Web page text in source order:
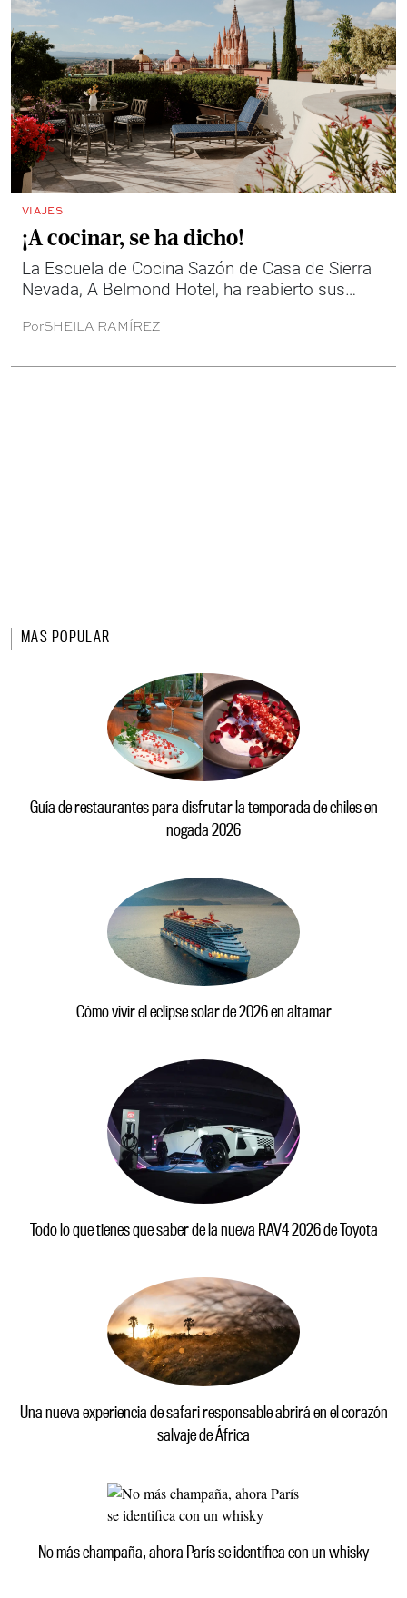
VIAJES
¡A cocinar, se ha dicho!
La Escuela de Cocina Sazón de Casa de Sierra
Nevada, A Belmond Hotel, ha reabierto sus
articula patrimonio, hospitalidad y cultura local
PorSHEILA RAMÍREZ
MÁS POPULAR
Guía de restaurantes para disfrutar la temporada de chiles en
nogada 2026
Cómo vivir el eclipse solar de 2026 en altamar
Todo lo que tienes que saber de la nueva RAV4 2026 de Toyota
Una nueva experiencia de safari responsable abrirá en el corazón
salvaje de África
No más champaña, ahora París se identifica con un whisky